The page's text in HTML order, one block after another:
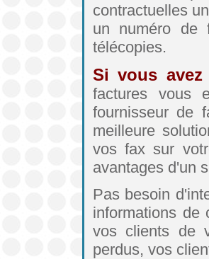
contractuelles
un numéro de
télécopies.
Si vous
factures vous
fournisseur de
meilleure
vos fax sur
avantages d'un
Pas besoin
informations de
vos clients de
perdus, vos